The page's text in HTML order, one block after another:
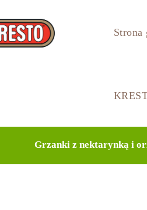
Strona
Grzanki z nektarynką i